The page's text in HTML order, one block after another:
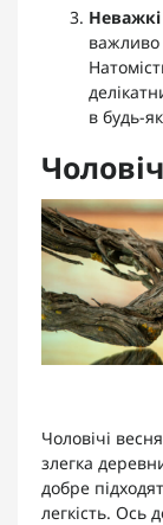
Неважкі
важливо
в будь-
Чоловічі
злегка
добре
легкість. Ось